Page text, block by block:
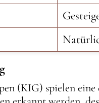
(KIG) spielen